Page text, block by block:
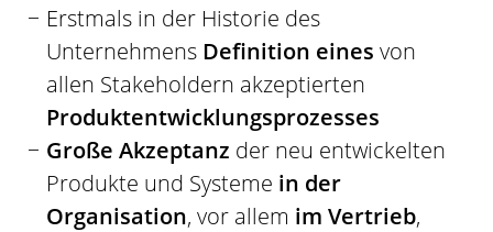
Erstmals in der Historie des
Unternehmens Definition eines von
allen Stakeholdern akzeptierten
Produktentwicklungsprozesses
Große Akzeptanz der neu entwickelten
Produkte und Systeme in der
Organisation, vor allem im Vertrieb,